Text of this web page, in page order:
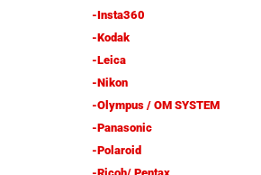
-Insta360
-Kodak
-Leica
-Nikon
-Olympus / OM SYSTEM
-Panasonic
-Polaroid